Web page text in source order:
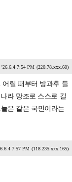
'26.6.4 7:54 PM (220.78.xxx.60)
어릴 때부터 방과후 들
라 망조로 스스로 길
은 같은 국민이라는
7:57 PM (118.235.xxx.165)